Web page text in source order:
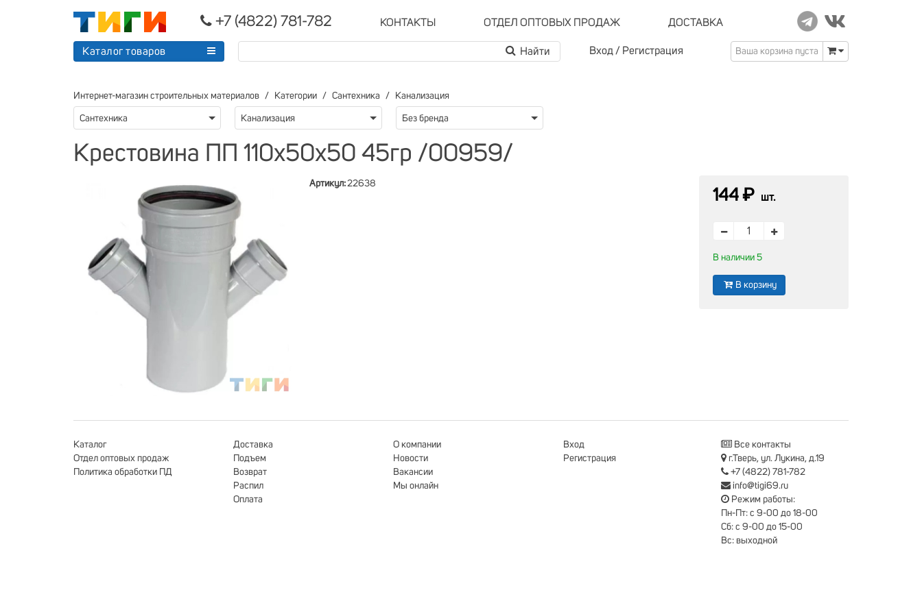
+7 (4822) 781-782 КОНТАКТЫ ОТДЕЛ ОПТОВЫХ ПРОДАЖ ДОСТАВКА
Каталог товаров Вход / Регистрация Ваша корзина пуста
Интернет-магазин строительных материалов Категории Сантехника Канализация
Сантехника Канализация Без бренда
Крестовина ПП 110х50х50 45гр /00959/
Артикул:22638
144 ₽ шт.
В наличии 5
В корзину
Каталог
Отдел оптовых продаж
Политика обработки ПД
Доставка
Подъем
Возврат
Распил
Оплата
О компании
Новости
Вакансии
Мы онлайн
Вход
Регистрация
Все контакты
г.Тверь, ул. Лукина, д.19
+7 (4822) 781-782
info@tigi69.ru
Режим работы:
Пн-Пт: с 9-00 до 18-00
Сб: с 9-00 до 15-00
Вс: выходной